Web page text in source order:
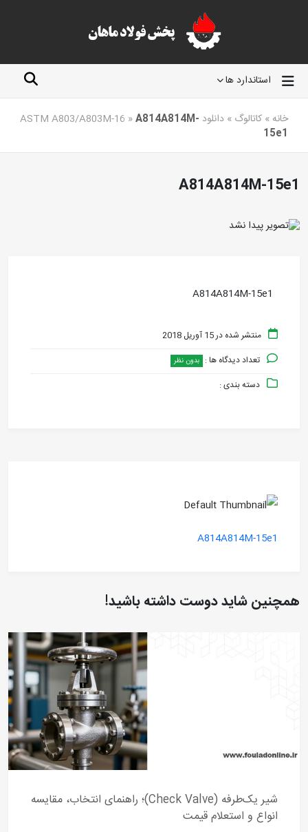
استاندارد ها
خانه » کاتالوگ » دانلود ASTM A803/A803M-16 » A814A814M-
15e1
A814A814M-15e1
A814A814M-15e1
منتشر شده در 15 آوریل 2018
تعداد دیدگاه ها : بدون نظر
دسته بندی :
A814A814M-15e1
همچنین شاید دوست داشته باشید!
شیر یک‌طرفه (Check Valve)؛ راهنمای انتخاب، مقایسه
انواع و استعلام قیمت